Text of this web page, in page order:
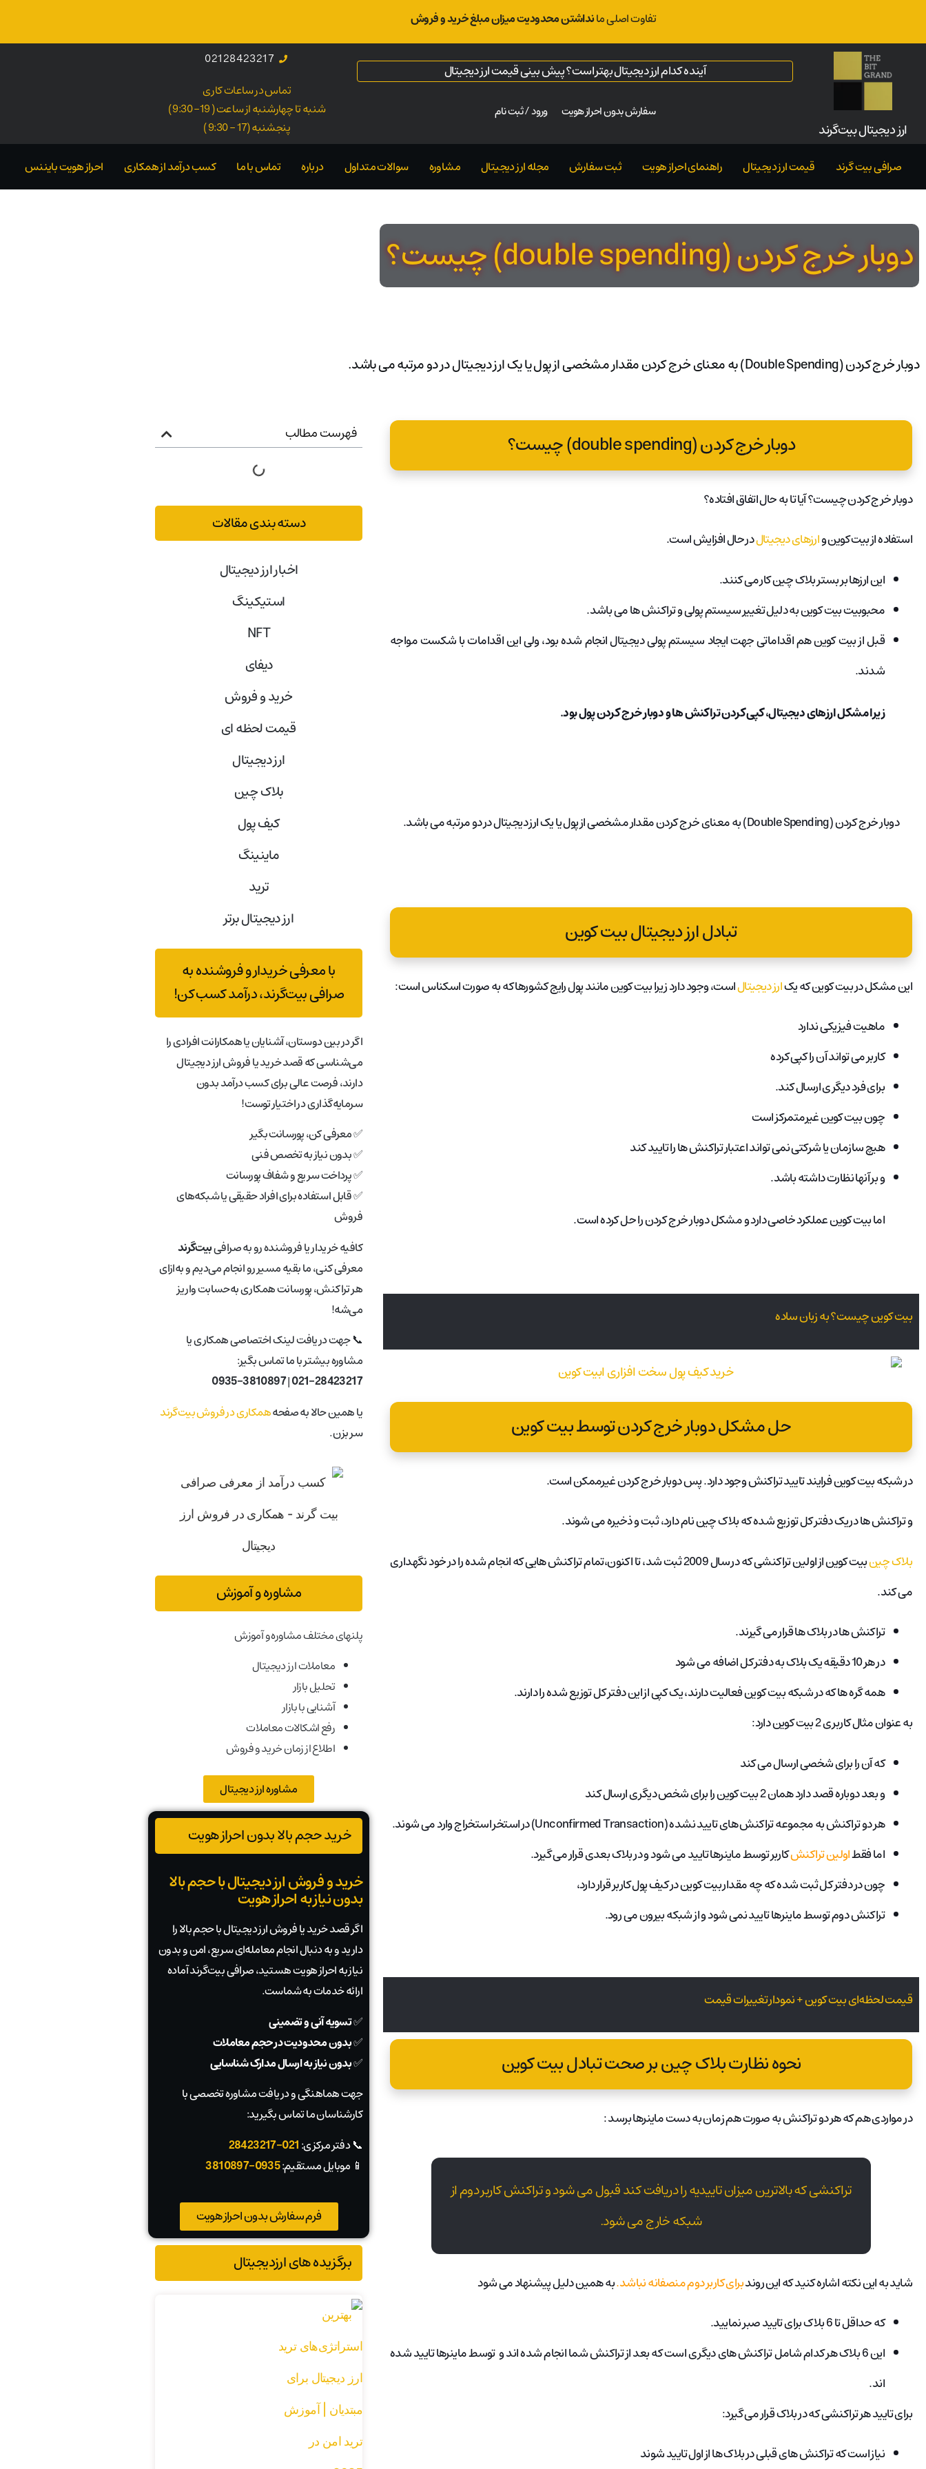
تفاوت اصلی مانداشتن محدودیت میزان مبلغ خرید و فروش
ارز‌ دیجیتال بیت‌گرند
آینده کدام ارز دیجیتال بهتر است؟ پیش بینی قیمت ارز دیجیتال
سفارش بدون احراز هویت ورود / ثبت نام
02128423217
تماس در ساعات کاری
شنبه تا چهارشنبه از ساعت ( 19- 9:30 )
پنجشنبه (17 - 9:30 )
صرافی بیت گرند قیمت ارز دیجیتال راهنمای احراز هویت ثبت سفارش مجله ارز دیجیتال مشاوره سوالات متداول درباره تماس با ما کسب درآمد از همکاری احراز هویت بایننس
دوبار خرج کردن (double spending) چیست؟
دوبار خرج کردن (Double Spending) به معنای خرج کردن مقدار مشخصی از پول یا یک ارز دیجیتال در دو مرتبه می باشد.
دوبار خرج کردن (double spending) چیست؟
دوبار خرج کردن چیست؟ آیا تا به حال اتفاق افتاده؟
استفاده از بیت کوین وارزهای دیجیتالدر حال افزایش است.
این ارزها بر بستر بلاک چین کار می کنند.
محبوبیت بیت کوین به دلیل تغییر سیستم پولی و تراکنش ها می باشد.
قبل از بیت کوین هم اقداماتی جهت ایجاد سیستم پولی دیجیتال انجام شده بود، ولی این اقدامات با شکست مواجه
شدند.
زیرا مشکل ارزهای دیجیتال، کپی کردن تراکنش ها و دوبار خرج کردن پول بود.
دوبار خرج کردن (Double Spending) به معنای خرج کردن مقدار مشخصی از پول یا یک ارز دیجیتال در دو مرتبه می باشد.
تبادل ارز دیجیتال بیت کوین
این مشکل در بیت کوین که یکارز دیجیتالاست، وجود دارد زیرا بیت کوین مانند پول رایج کشورها که به صورت اسکناس است:
ماهیت فیزیکی ندارد
کاربر می تواند آن را کپی کرده
برای فرد دیگری ارسال کند.
چون بیت کوین غیرمتمرکز است
هیچ سازمان یا شرکتی نمی تواند اعتبار تراکنش ها را تایید کند
و بر آنها نظارت داشته باشد.
اما بیت کوین عملکرد خاصی دارد و مشکل دوبار خرج کردن را حل کرده است.
بیت کوین چیست؟ به زبان ساده
حل مشکل دوبار خرج کردن توسط بیت کوین
در شبکه بیت کوین فرایند تایید تراکنش وجود دارد. پس دوبار خرج کردن غیرممکن است.
و تراکنش ها در یک دفتر کل توزیع شده که بلاک چین نام دارد، ثبت و ذخیره می شوند.
بلاک چین
بیت کوین از اولین تراکنشی که در سال 2009 ثبت شد، تا اکنون،تمام تراکنش هایی که انجام شده را در خود نگهداری
می کند.
تراکنش ها در بلاک ها قرار می گیرند.
در هر 10 دقیقه یک بلاک به دفتر کل اضافه می شود
همه گره ها که در شبکه بیت کوین فعالیت دارند، یک کپی از این دفتر کل توزیع شده را دارند.
به عنوان مثال کاربری 2 بیت کوین دارد:
که آن را برای شخصی ارسال می کند
و بعد دوباره قصد دارد همان 2 بیت کوین را برای شخص دیگری ارسال کند
هر دو تراکنش به مجموعه تراکنش های تایید نشده (Unconfirmed Transaction) در استخر استخراج وارد می شوند.
اما فقطاولین تراکنشکاربر توسط ماینرها تایید می شود و در بلاک بعدی قرار می گیرد.
چون در دفتر کل ثبت شده که چه مقدار بیت کوین در کیف پول کاربر قرار دارد،
تراکنش دوم توسط ماینرها تایید نمی شود و از شبکه بیرون می رود.
قیمت لحظه‌ای بیت کوین + نمودار تغییرات قیمت
نحوه نظارت بلاک چین بر صحت تبادل بیت کوین
در مواردی هم که هر دو تراکنش به صورت هم زمان به دست ماینرها برسد :
تراکنشی که بالاترین میزان تاییدیه را دریافت کند قبول می شود و تراکنش کاربر دوم از
شبکه خارج می شود.
شاید به این نکته اشاره کنید که این روندبرای کاربر دوم منصفانه نباشد.به همین دلیل پیشنهاد می شود
که حداقل تا 6 بلاک برای تایید صبر نمایید.
این 6 بلاک هر کدام شامل تراکنش های دیگری است که بعد از تراکنش شما انجام شده اند و توسط ماینرها تایید شده
اند.
برای تایید هر تراکنشی که در بلاک قرار می گیرد:
نیاز است که تراکنش های قبلی در بلاک ها از اول تایید شوند
فهرست مطالب
دسته بندی مقالات
اخبار ارز دیجیتال
استیکینگ
NFT
دیفای
خرید و فروش
قیمت لحظه ای
ارز دیجیتال
بلاک‌ چین
کیف پول
ماینینگ
ترید
ارز دیجیتال برتر
با معرفی خریدار و فروشنده به
صرافی بیت‌گرند، درآمد کسب کن!
اگر در بین دوستان، آشنایان یا همکارانت افرادی را
می‌شناسی که قصد خرید یا فروش ارز دیجیتال
دارند، فرصت عالی برای کسب درآمد بدون
سرمایه‌گذاری در اختیار توست!
✅ معرفی کن، پورسانت بگیر
✅ بدون نیاز به تخصص فنی
✅ پرداخت سریع و شفاف پورسانت
✅ قابل استفاده برای افراد حقیقی یا شبکه‌های
فروش
کافیه خریدار یا فروشنده رو به صرافیبیت‌گرند
معرفی کنی، ما بقیه مسیر رو انجام می‌دیم و به‌ازای
هر تراکنش، پورسانت همکاری به‌حسابت واریز
می‌شه!
📞 جهت دریافت لینک اختصاصی همکاری یا
مشاوره بیشتر با ما تماس بگیر:
021-28423217
|
0935-3810897
یا همین حالا به صفحههمکاری در فروش بیت‌گرند
سر بزن.
مشاوره و آموزش
پلنهای مختلف مشاوره و آموزش
معاملات ارز دیجیتال
تحلیل بازار
آشنایی با بازار
رفع اشکالات معاملات
اطلاع از زمان خرید و فروش
مشاوره ارز دیجیتال
خرید حجم بالا بدون احراز هویت
خرید و فروش ارز دیجیتال با حجم بالا
بدون نیاز به احراز هویت
اگر قصد خرید یا فروش ارز دیجیتال با حجم بالا را
دارید و به دنبال انجام معامله‌ای سریع، امن و بدون
نیاز به احراز هویت هستید، صرافی بیت‌گرند آماده
ارائه خدمات به شماست.
✅تسویه آنی و تضمینی
✅بدون محدودیت در حجم معاملات
✅بدون نیاز به ارسال مدارک شناسایی
جهت هماهنگی و دریافت مشاوره تخصصی با
کارشناسان ما تماس بگیرید:
📞 دفتر مرکزی:021-28423217
📱 موبایل مستقیم:0935-3810897
فرم سفارش بدون احراز هویت
برگزیده های ارزدیجیتال